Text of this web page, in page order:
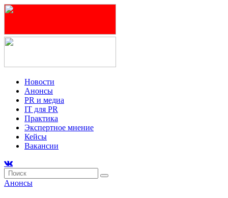
Новости
Анонсы
PR и медиа
IT для PR
Практика
Экспертное мнение
Кейсы
Вакансии
Анонсы